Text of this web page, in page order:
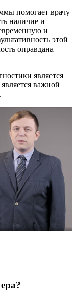
помогает врачу
наличие и
и
этой
оправдана
является
важной